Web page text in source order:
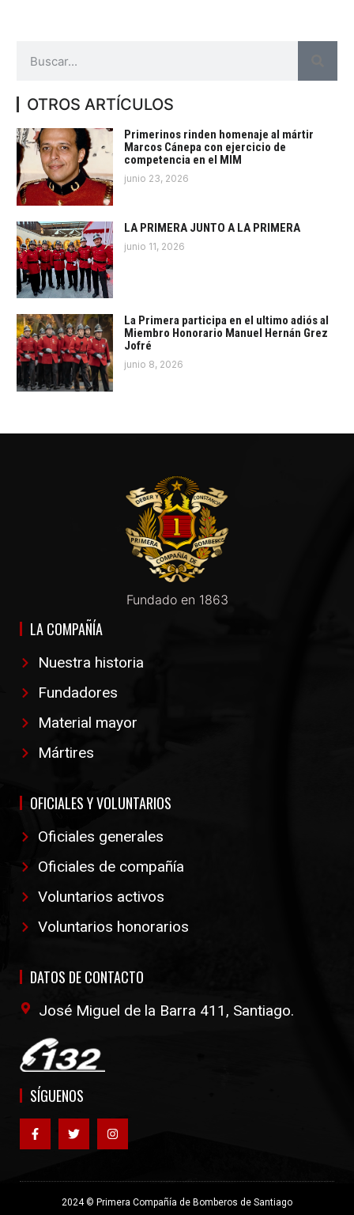
OTROS ARTÍCULOS
Primerinos rinden homenaje al mártir
Marcos Cánepa con ejercicio de
competencia en el MIM
junio 23, 2026
LA PRIMERA JUNTO A LA PRIMERA
junio 11, 2026
La Primera participa en el ultimo adiós al
Miembro Honorario Manuel Hernán Grez
Jofré
junio 8, 2026
Fundado en 1863
LA COMPAÑÍA
Nuestra historia
Fundadores
Material mayor
Mártires
OFICIALES Y VOLUNTARIOS
Oficiales generales
Oficiales de compañía
Voluntarios activos
Voluntarios honorarios
DATOS DE CONTACTO
José Miguel de la Barra 411, Santiago.
SÍGUENOS
2024 © Primera Compañía de Bomberos de Santiago